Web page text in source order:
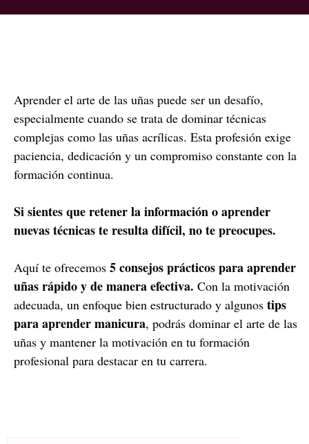
Aprender el arte de las uñas puede ser un desafío,
especialmente cuando se trata de dominar técnicas
complejas como las uñas acrílicas. Esta profesión exige
paciencia, dedicación y un compromiso constante con la
formación continua.
Si sientes que retener la información o aprender
nuevas técnicas te resulta difícil, no te preocupes.
Aquí te ofrecemos 5 consejos prácticos para aprender
uñas rápido y de manera efectiva. Con la motivación
adecuada, un enfoque bien estructurado y algunos tips
para aprender manicura, podrás dominar el arte de las
uñas y mantener la motivación en tu formación
profesional para destacar en tu carrera.